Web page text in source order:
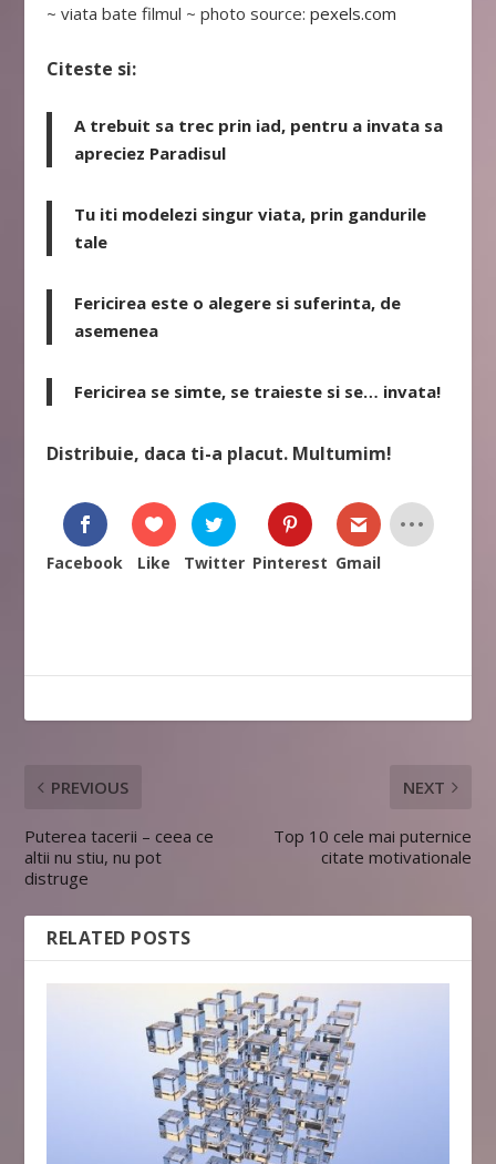
~ viata bate filmul ~ photo source:pexels.com
Citeste si:
A trebuit sa trec prin iad, pentru a invata sa
apreciez Paradisul
Tu iti modelezi singur viata, prin gandurile
tale
Fericirea este o alegere si suferinta, de
asemenea
Fericirea se simte, se traieste si se… invata!
Distribuie, daca ti-a placut. Multumim!
Facebook Like Twitter Pinterest Gmail
PREVIOUS
Puterea tacerii – ceea ce
altii nu stiu, nu pot
distruge
NEXT
Top 10 cele mai puternice
citate motivationale
RELATED POSTS